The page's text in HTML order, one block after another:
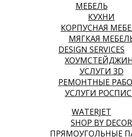
МЕБЕЛЬ
КУХНИ
КОРПУСНАЯ
МЯГКАЯ
DESIGN SERVICES
УСЛУГИ 3D
РЕМОНТНЫЕ
УСЛУГИ
WATERJET
SHOP BY DECOR
ПРЯМОУГОЛЬНЫЕ